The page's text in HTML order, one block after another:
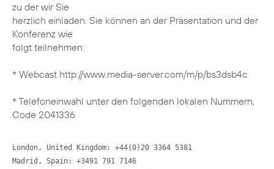
zu der wir Sie
herzlich einladen. Sie können an der Präsentation und der
Konferenz wie
folgt teilnehmen:
* Webcast http://www.media-server.com/m/p/bs3dsb4c
* Telefoneinwahl unter den folgenden lokalen Nummern,
Code 2041336
London, United Kingdom: +44(0)20 3364 5381
Madrid, Spain: +3491 791 7146